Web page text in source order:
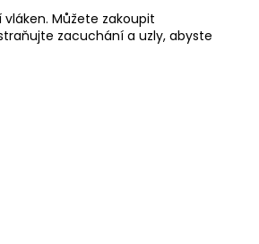
Můžete zakoupit
zacuchání a uzly, abyste